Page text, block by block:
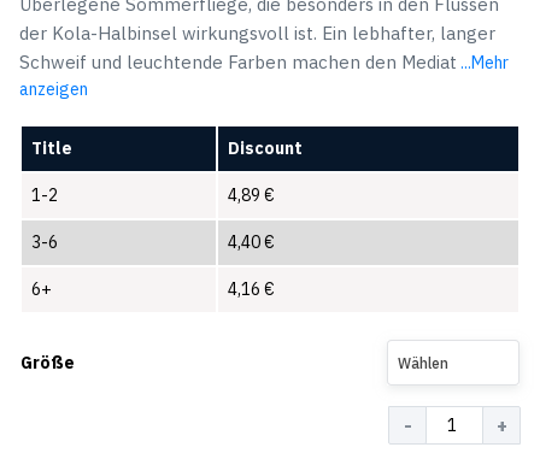
der Kola-Halbinsel wirkungsvoll ist. Ein lebhafter, langer
Schweif und leuchtende Farben machen den Mediat ...Mehr
anzeigen
Title Discount
1-2 4,89 €
3-6 4,40€
6+ 4,16 €
Größe Wählen